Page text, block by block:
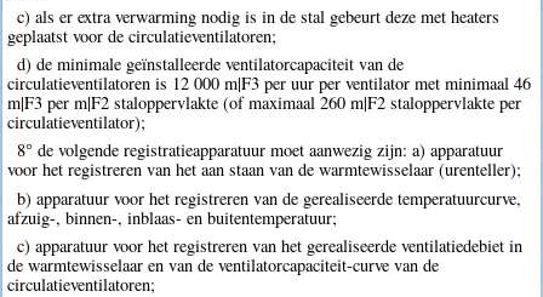
c) als er extra verwarming nodig is in de stal gebeurt deze met heaters
geplaatst voor de circulatieventilatoren;
d) de minimale geïnstalleerde ventilatorcapaciteit van de
circulatieventilatoren is 12 000 m|F3 per uur per ventilator met minimaal 46
m|F3 per m|F2 staloppervlakte (of maximaal 260 m|F2 staloppervlakte per
circulatieventilator);
8° de volgende registratieapparatuur moet aanwezig zijn: a) apparatuur
voor het registreren van het aan staan van de warmtewisselaar (urenteller);
b) apparatuur voor het registreren van de gerealiseerde temperatuurcurve,
afzuig-, binnen-, inblaas- en buitentemperatuur;
c) apparatuur voor het registreren van het gerealiseerde ventilatiedebiet in
de warmtewisselaar en van de ventilatorcapaciteit-curve van de
circulatieventilatoren;